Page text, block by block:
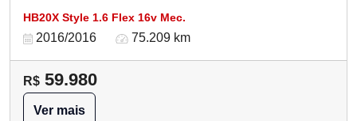
HB20X Style 1.6 Flex 16v Mec.
2016/2016 75.209 km
R$ 59.980
Ver mais